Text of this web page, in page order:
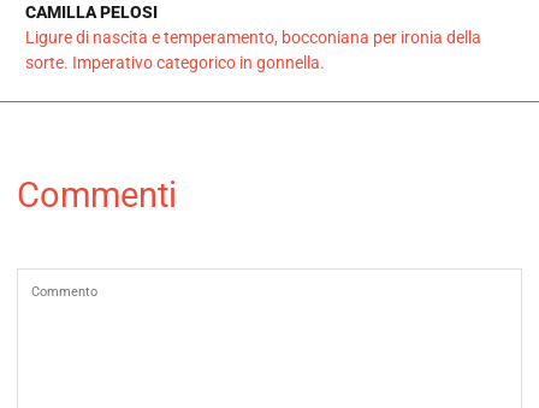
CAMILLA PELOSI
Ligure di nascita e temperamento, bocconiana per ironia della
sorte. Imperativo categorico in gonnella.
Commenti